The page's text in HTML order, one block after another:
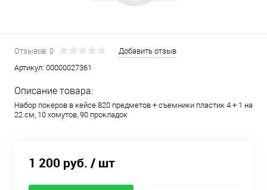
Отзывов: 0
Добавить отзыв
Артикул: 00000027361
Описание товара:
Набор покеров в кейсе 820 предметов + съемники пластик 4 + 1 на
22 см, 10 хомутов, 90 прокладок
1 200 руб. / шт